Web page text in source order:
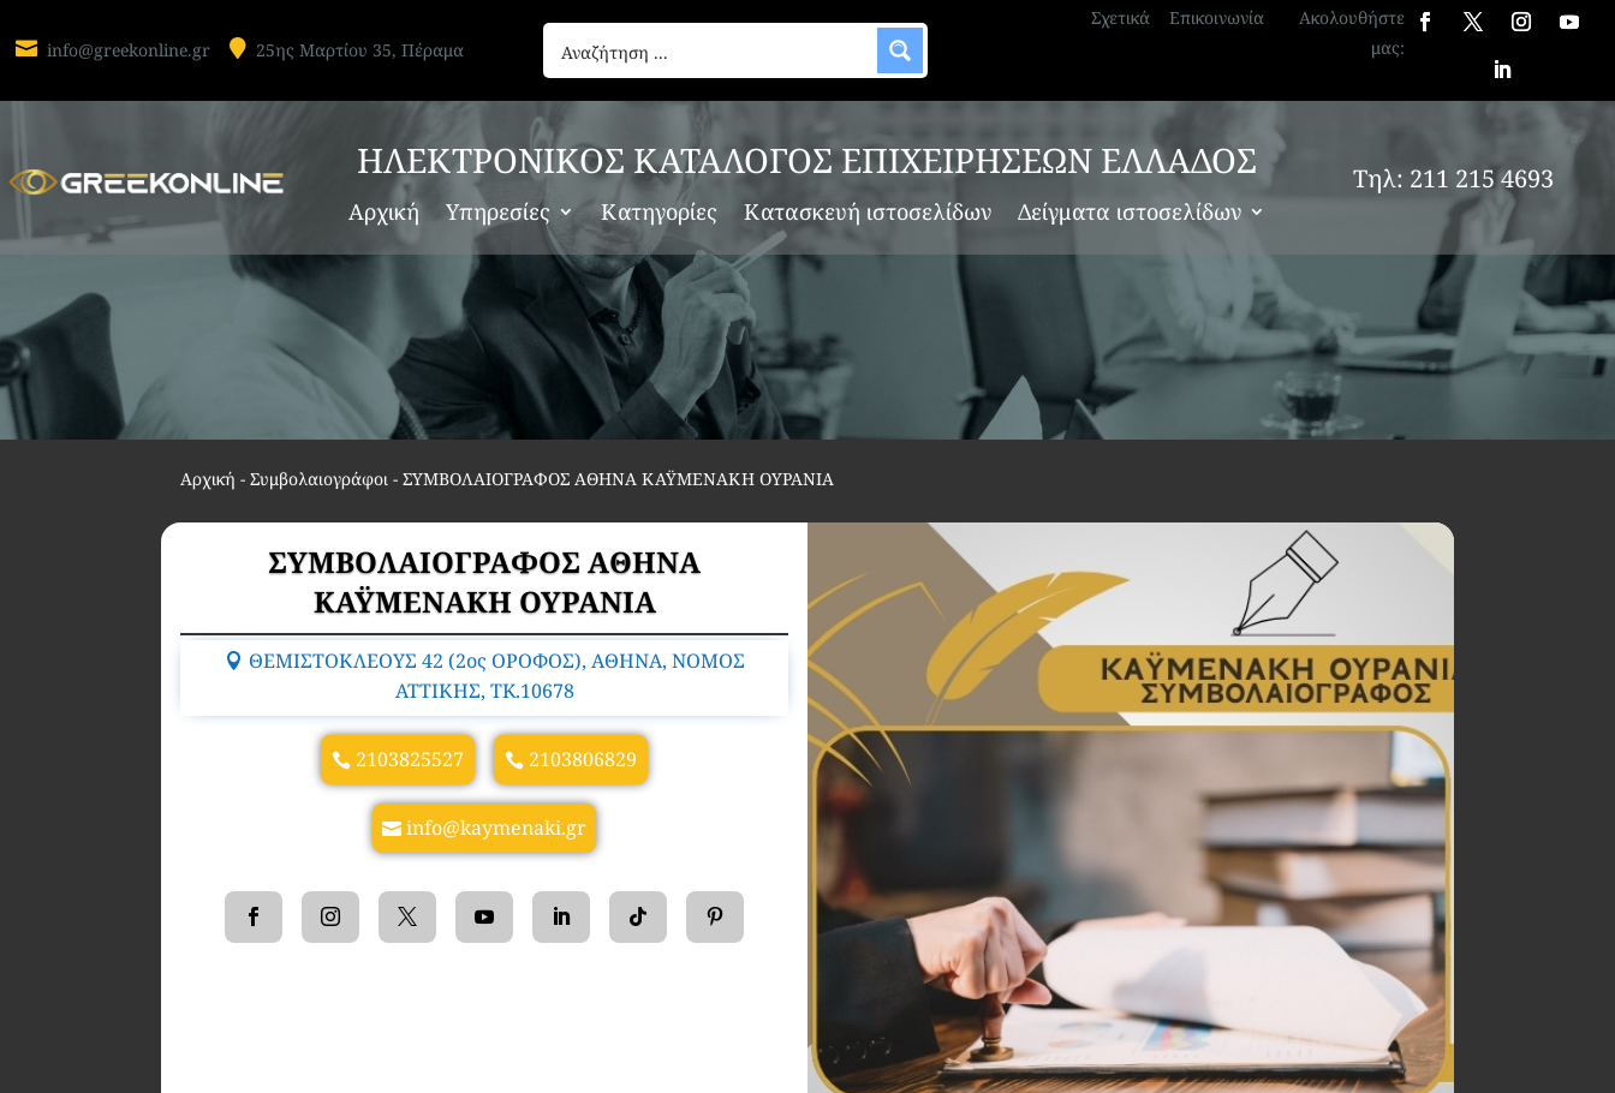
 info@greekonline.gr  25ης Μαρτίου 35, Πέραμα
Σχετικά Επικοινωνία
Ακολουθήστε
μας:
ΗΛΕΚΤΡΟΝΙΚΟΣ ΚΑΤΑΛΟΓΟΣ ΕΠΙΧΕΙΡΗΣΕΩΝ ΕΛΛΑΔΟΣ
Αρχική Υπηρεσίες Κατηγορίες Κατασκευή ιστοσελίδων Δείγματα ιστοσελίδων
Τηλ: 211 215 4693
Αρχική -Συμβολαιογράφοι -ΣΥΜΒΟΛΑΙΟΓΡΑΦΟΣ ΑΘΗΝΑ ΚΑΫΜΕΝΑΚΗ ΟΥΡΑΝΙΑ
ΣΥΜΒΟΛΑΙΟΓΡΑΦΟΣ ΑΘΗΝΑ
ΚΑΫΜΕΝΑΚΗ ΟΥΡΑΝΙΑ
ΘΕΜΙΣΤΟΚΛΕΟΥΣ 42 (2ος ΟΡΟΦΟΣ), ΑΘΗΝΑ, ΝΟΜΟΣ
ΑΤΤΙΚΗΣ, TK.10678
2103825527 2103806829
info@kaymenaki.gr